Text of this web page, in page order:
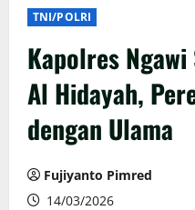
TNI/POLRI
Kapolres
Al Hidayah,
dengan Ulama
Fujiyanto Pimred
14/03/2026